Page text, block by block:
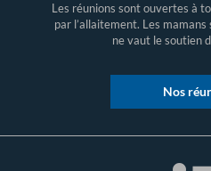
Les réunions sont ouvertes à
par l’allaitement. Les
ne vaut le soutien
Nos